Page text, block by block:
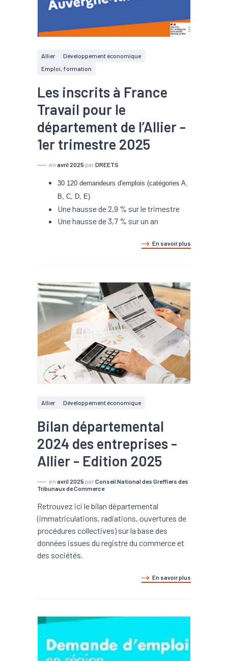
Allier
Développement économique
Emploi, formation
Les inscrits à France
Travail pour le
département de l’Allier -
1er trimestre 2025
en avril 2025 par DREETS
30 120 demandeurs d'emplois (catégories A,
B, C, D, E)
Une hausse de 2,9 % sur le trimestre
Une hausse de 3,7 % sur un an
En savoir plus
Allier Développement économique
Bilan départemental
2024 des entreprises -
Allier - Edition 2025
en avril 2025 par Conseil National des Greffiers des
Tribunaux de Commerce
Retrouvez ici le bilan départemental
(immatriculations, radiations, ouvertures de
procédures collectives) sur la base des
données issues du registre du commerce et
des sociétés.
En savoir plus